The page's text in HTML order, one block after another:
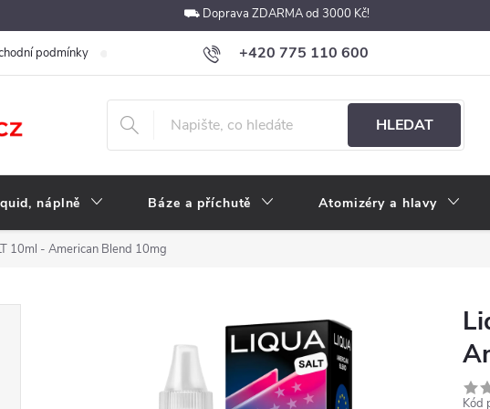
⛟ Doprava ZDARMA od 3000 Kč!
+420 775 110 600
obchod@e-cigarety.cz
podmínky Podmínky ochrany osobních údajů Velkoobchod
HLEDAT
náplně Báze a příchutě Atomizéry a hlavy
10ml - American Blend 10mg
Kód